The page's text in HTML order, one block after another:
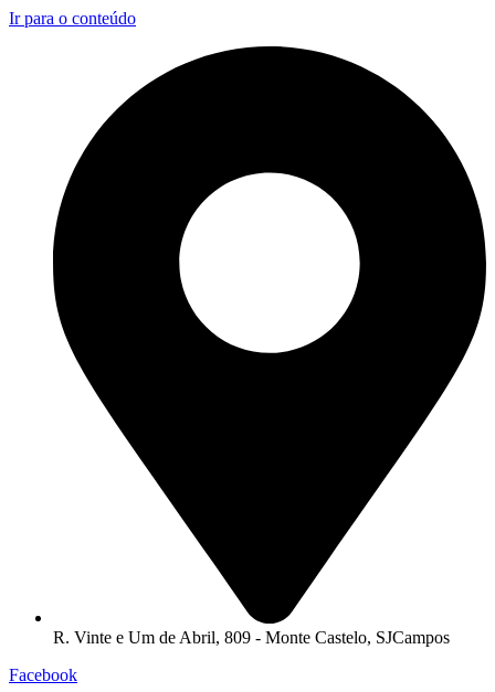
Ir para o conteúdo
R. Vinte e Um de Abril, 809 - Monte Castelo, SJCampos
Facebook